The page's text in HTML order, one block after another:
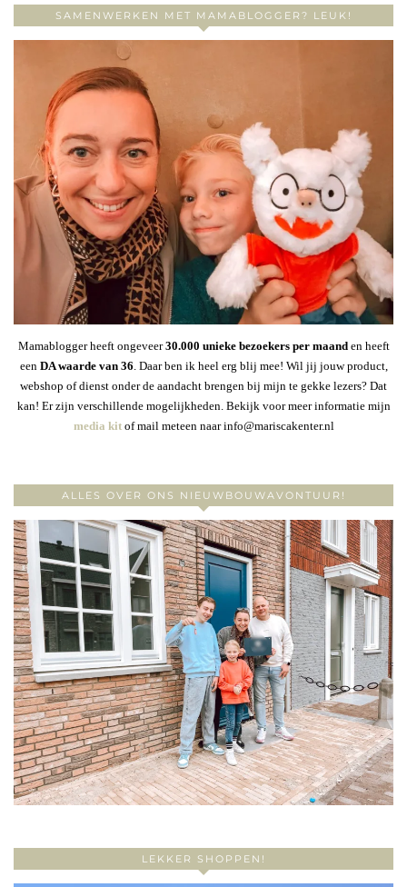
SAMENWERKEN MET MAMABLOGGER? LEUK!
Mamablogger heeft ongeveer30.000 unieke bezoekers per maanden heeft
een DA waarde van 36. Daar ben ik heel erg blij mee! Wil jij jouw product,
webshop of dienst onder de aandacht brengen bij mijn te gekke lezers? Dat
kan! Er zijn verschillende mogelijkheden. Bekijk voor meer informatie mijn
media kitof mail meteen naar info@mariscakenter.nl
ALLES OVER ONS NIEUWBOUWAVONTUUR!
LEKKER SHOPPEN!